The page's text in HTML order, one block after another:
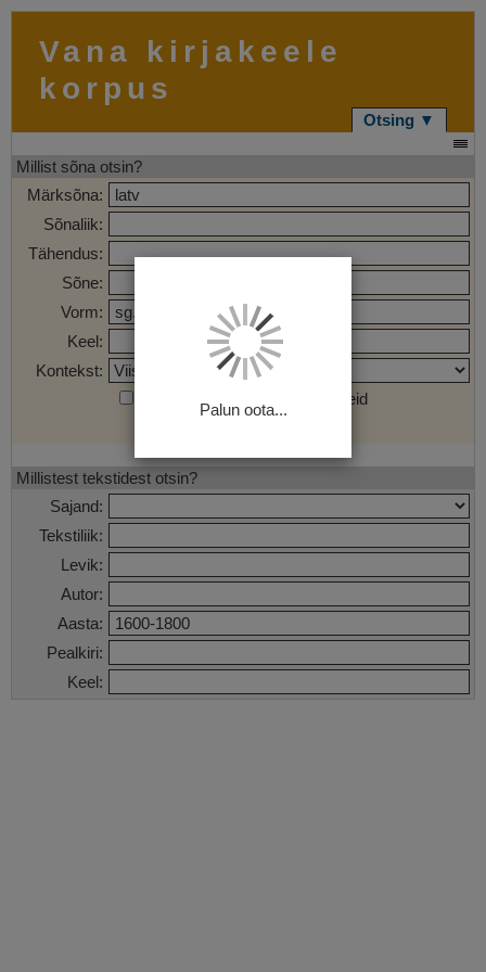
Vana kirjakeele
korpus
Otsing ▼
Millist sõna otsin?
Märksõna:
Sõnaliik:
Tähendus:
Sõne:
Vorm:
Keel:
Kontekst:
Otsi märgendatud sõnaühendeid
Millistest tekstidest otsin?
Sajand:
Tekstiliik:
Levik:
Autor:
Aasta:
Pealkiri:
Keel:
Palun oota...